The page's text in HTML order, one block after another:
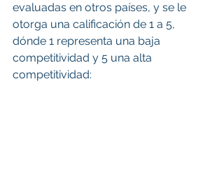
evaluadas en otros países, y se le
otorga una calificación de 1 a 5,
dónde 1 representa una baja
competitividad y 5 una alta
competitividad: